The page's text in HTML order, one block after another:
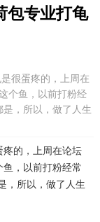
包专业打龟
很蛋疼的，上周在
个鱼，以前打粉经
，所以，做了人生
疼的，上周在论坛
，以前打粉经常
，所以，做了人生